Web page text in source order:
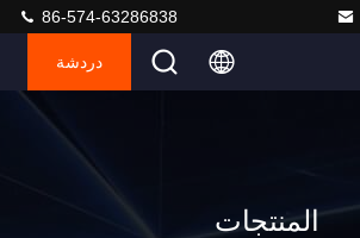
86-574-63286838
دردشة
المنتجات